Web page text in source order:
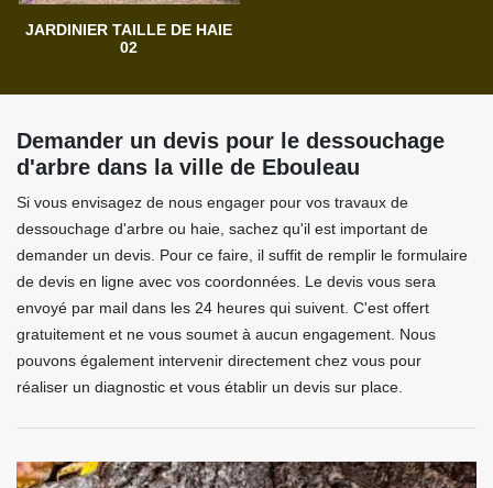
JARDINIER TAILLE DE HAIE
02
Demander un devis pour le dessouchage
d'arbre dans la ville de Ebouleau
Si vous envisagez de nous engager pour vos travaux de
dessouchage d'arbre ou haie, sachez qu'il est important de
demander un devis. Pour ce faire, il suffit de remplir le formulaire
de devis en ligne avec vos coordonnées. Le devis vous sera
envoyé par mail dans les 24 heures qui suivent. C'est offert
gratuitement et ne vous soumet à aucun engagement. Nous
pouvons également intervenir directement chez vous pour
réaliser un diagnostic et vous établir un devis sur place.